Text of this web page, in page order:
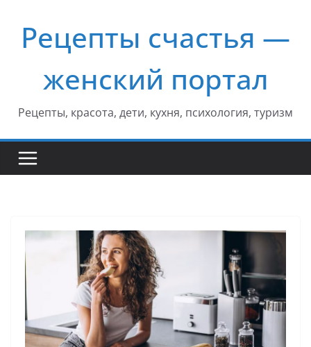
содержимому
Рецепты счастья —
женский портал
Рецепты, красота, дети, кухня, психология, туризм